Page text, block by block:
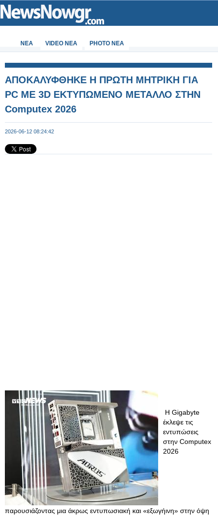
ΝΕΑ VIDEO NEA PHOTO NEA
ΑΠΟΚΑΛΥΦΘΗΚΕ Η ΠΡΩΤΗ ΜΗΤΡΙΚΗ ΓΙΑ
PC ΜΕ 3D ΕΚΤΥΠΩΜΕΝΟ ΜΕΤΑΛΛΟ ΣΤΗΝ
Computex 2026
2026-06-12 08:24:42
Η Gigabyte
έκλεψε τις
εντυπώσεις
στην Computex
2026
παρουσιάζοντας μια άκρως εντυπωσιακή και «εξωγήινη» στην όψη